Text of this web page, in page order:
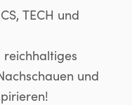
TECH und
und